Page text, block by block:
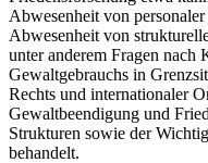
Abwesenheit von
Abwesenheit von
unter anderem Fragen nach
Gewaltgebrauchs in
Rechts und internationaler
Gewaltbeendigung und
Strukturen sowie der
behandelt.